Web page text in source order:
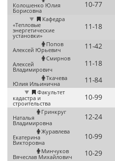
Колошенко Юлия
Борисовна
Кафедра
«Тепловые
энергетические
установки»
Попов
Алексей Юрьевич
Смирнов
Алексей
Владимирович
Ткачева
Юлия Ильинична
Факультет
кадастра и
строительства
Гринкруг
Наталья
Владимировна
Журавлева
Екатерина
Викторовна
Минчуков
Вячеслав Михайлович